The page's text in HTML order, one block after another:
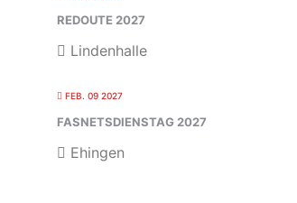
REDOUTE 2027
Lindenhalle
FEB. 09 2027
FASNETSDIENSTAG 2027
Ehingen